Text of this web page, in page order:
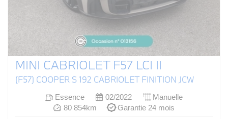
MINI CABRIOLET F57 LCI II
(F57) COOPER S 192 CABRIOLET FINITION JCW
Essence 02/2022
Manuelle
80 854km
Garantie 24 mois